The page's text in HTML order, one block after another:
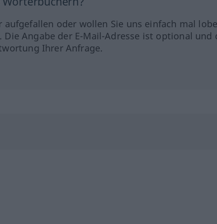
oder wollen Sie uns einfach mal
Die Angabe der E-Mail-Adresse ist optional und
Ihrer Anfrage.